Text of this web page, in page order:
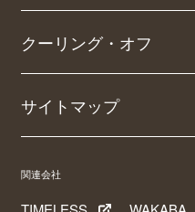
クーリング・オフ
サイトマップ
関連会社